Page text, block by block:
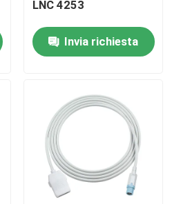
LNC 4253
Invia richiesta